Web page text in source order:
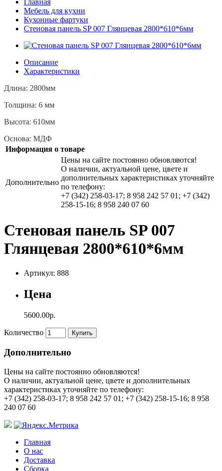
Главная
Мебель для кухни
Кухонные фартуки
Стеновая панель SP 007 Глянцевая 2800*610*6мм
Описание
Характеристики
Длина: 2800мм
Толщина: 6 мм
Высота: 610мм
Основа: МДФ
Информация о товаре
Дополнительно
Цены на сайте постоянно обновляются!
О наличии, актуальной цене, цвете и
дополнительных характеристиках уточняйте
по телефону:
+7 (342) 258-03-17; 8 958 242 57 01; +7 (342)
258-15-16; 8 958 240 07 60
Стеновая панель SP 007
Глянцевая 2800*610*6мм
Артикул: 888
Цена
5600.00р.
Количество Купить
Дополнительно
Цены на сайте постоянно обновляются!
О наличии, актуальной цене, цвете и дополнительных
характеристиках уточняйте по телефону:
+7 (342) 258-03-17; 8 958 242 57 01; +7 (342) 258-15-16; 8 958
240 07 60
Главная
О нас
Доставка
Сборка